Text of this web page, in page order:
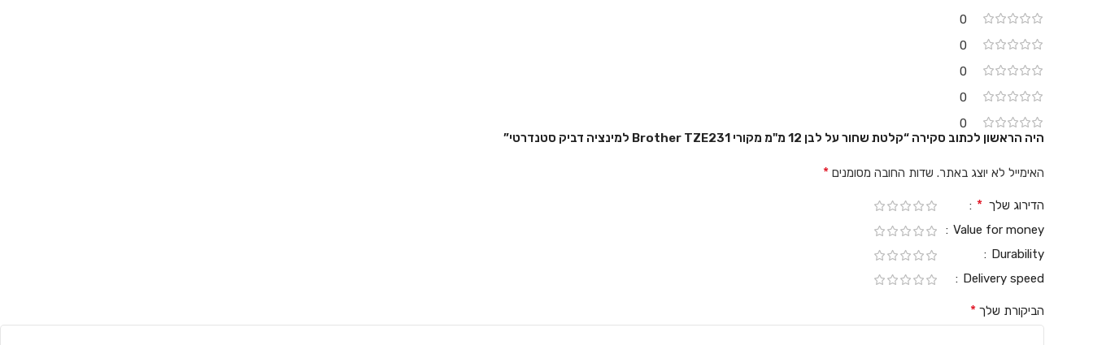
0
0
0
0
0
היה הראשון לכתוב סקירה “קלטת שחור על לבן 12 מ"מ מקורי Brother TZE231 למינציה דביק סטנדרטי”
האימייל לא יוצג באתר. שדות החובה מסומנים *
הדירוג שלך *
Value for money
Durability
Delivery speed
הביקורת שלך *